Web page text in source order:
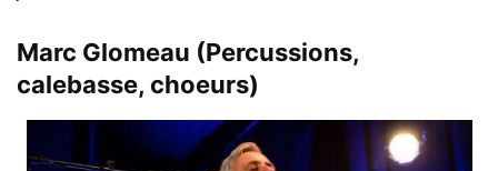
Marc Glomeau (Percussions,
calebasse, choeurs)